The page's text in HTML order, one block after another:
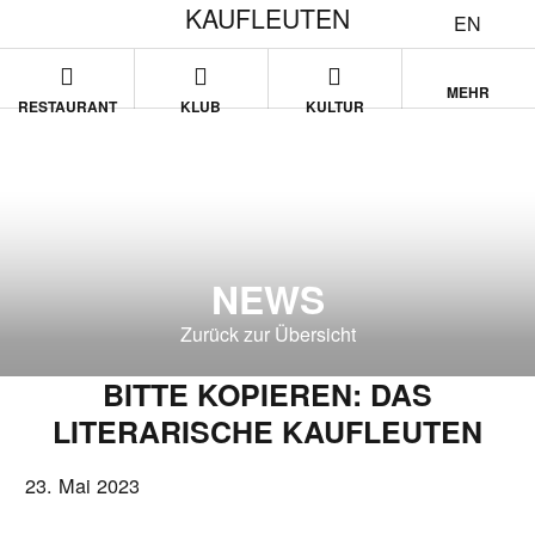
EN
KAUFLEUTEN
RESTAURANT KLUB KULTUR
MEHR
NEWS
Zurück zur Übersicht
BITTE KOPIEREN: DAS
LITERARISCHE KAUFLEUTEN
23. Mai 2023